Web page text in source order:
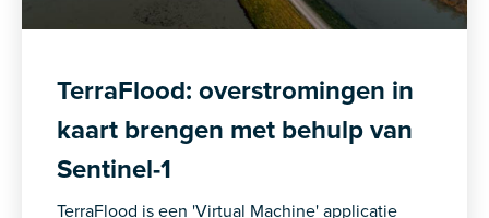
TerraFlood: overstromingen in
kaart brengen met behulp van
Sentinel-1
TerraFlood is een 'Virtual Machine' applicatie